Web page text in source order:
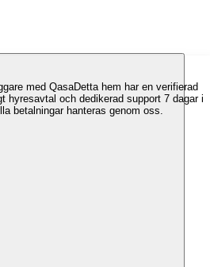
med QasaDetta hem har en verifierad
hyresavtal och dedikerad support 7 dagar i
betalningar hanteras genom oss.